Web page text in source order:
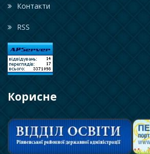
Контакти
RSS
Корисне